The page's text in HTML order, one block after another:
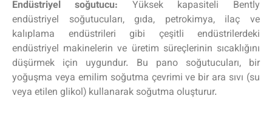
Endüstriyel soğutucu: Yüksek kapasiteli Bently
endüstriyel soğutucuları, gıda, petrokimya, ilaç ve
kalıplama endüstrileri gibi çeşitli endüstrilerdeki
endüstriyel makinelerin ve üretim süreçlerinin sıcaklığını
düşürmek için uygundur. Bu pano soğutucuları, bir
yoğuşma veya emilim soğutma çevrimi ve bir ara sıvı (su
veya etilen glikol) kullanarak soğutma oluşturur.